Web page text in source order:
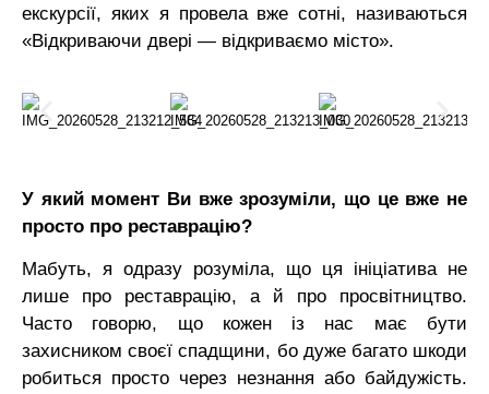
екскурсії, яких я провела вже сотні, називаються
«Відкриваючи двері — відкриваємо місто».
У який момент Ви вже зрозуміли, що це вже не
просто про реставрацію?
Мабуть, я одразу розуміла, що ця ініціатива не
лише про реставрацію, а й про просвітництво.
Часто говорю, що кожен із нас має бути
захисником своєї спадщини, бо дуже багато шкоди
робиться просто через незнання або байдужість.